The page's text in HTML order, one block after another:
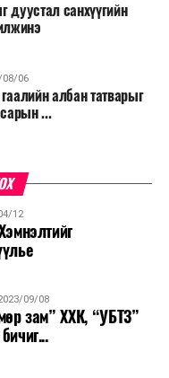
засгийн нөхцөл
эдгээр
юм.
дуустал санхүүгийн
08/06
албан татварыг
...
12
09/08
зам” ХХК, “УБТЗ”